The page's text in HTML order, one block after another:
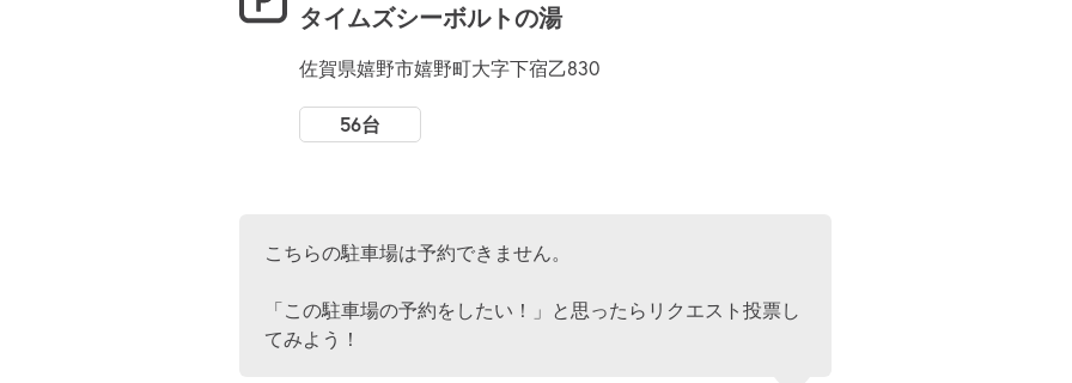
タイムズシーボルトの湯
佐賀県嬉野市嬉野町大字下宿乙830
56台
こちらの駐車場は予約できません。
「この駐車場の予約をしたい！」と思ったらリクエスト投票し
てみよう！